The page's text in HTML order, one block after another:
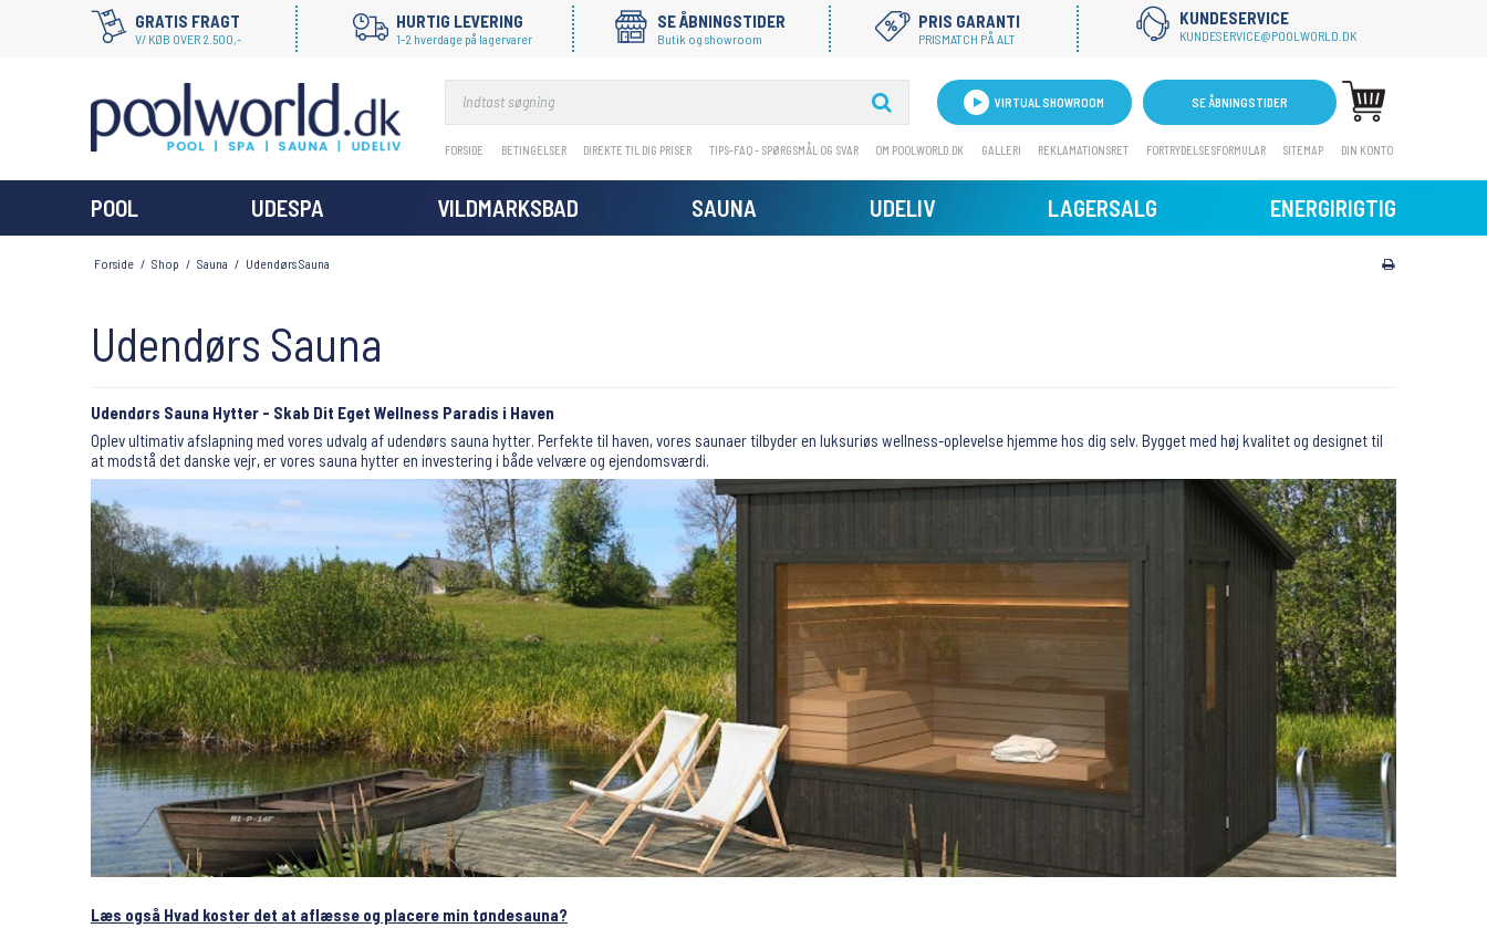
GRATIS FRAGT
V/ KØB OVER 2.500,-
HURTIG LEVERING
1-2 hverdage på lagervarer
SE ÅBNINGSTIDER
Butik og showroom
PRIS GARANTI
PRISMATCH PÅ ALT
KUNDESERVICE
KUNDESERVICE@POOLWORLD.DK
VIRTUAL SHOWROOM SE ÅBNINGSTIDER
FORSIDE BETINGELSER DIREKTE TIL DIG PRISER TIPS-FAQ - SPØRGSMÅL OG SVAR OM POOLWORLD.DK GALLERI REKLAMATIONSRET FORTRYDELSESFORMULAR SITEMAP DIN KONTO
POOL UDESPA VILDMARKSBAD SAUNA UDELIV LAGERSALG ENERGIRIGTIG
Forside / Shop / Sauna / Udendørs Sauna
Udendørs Sauna
Udendørs Sauna Hytter - Skab Dit Eget Wellness Paradis i Haven
Oplev ultimativ afslapning med vores udvalg af udendørs sauna hytter. Perfekte til haven, vores saunaer tilbyder en luksuriøs wellness-oplevelse hjemme hos dig selv. Bygget med høj kvalitet og designet til
at modstå det danske vejr, er vores sauna hytter en investering i både velvære og ejendomsværdi.
Læs også Hvad koster det at aflæsse og placere min tøndesauna?